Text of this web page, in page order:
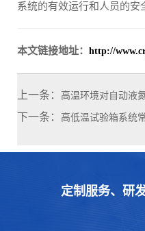
系统的有效运行和人员的安
本文链接地址： http://
上一条： 高温环境对自动液
下一条： 高低温试验箱系统
定制服务、研